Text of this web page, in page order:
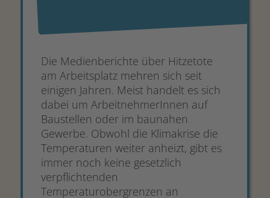
Die Medienberichte über Hitzetote
am Arbeitsplatz mehren sich seit
einigen Jahren. Meist handelt es sich
dabei um ArbeitnehmerInnen auf
Baustellen oder im baunahen
Gewerbe. Obwohl die Klimakrise die
Temperaturen weiter anheizt, gibt es
immer noch keine gesetzlich
verpflichtenden
Temperaturobergrenzen an